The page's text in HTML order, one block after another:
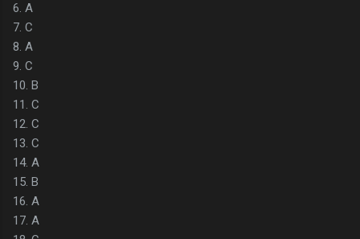
6. A
7. C
8. A
9. C
10. B
11. C
12. C
13. C
14. A
15. B
16. A
17. A